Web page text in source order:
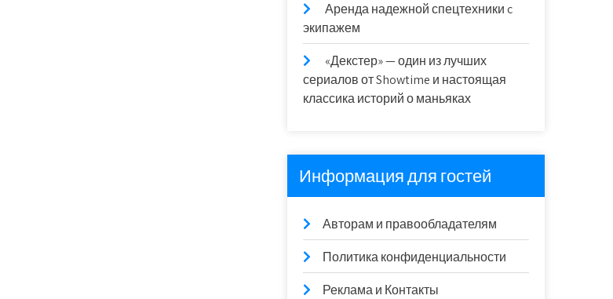
Аренда надежной спецтехники c
экипажем
«Декстер» — один из лучших
сериалов от Showtime и настоящая
классика историй о маньяках
Информация для гостей
Авторам и правообладателям
Политика конфиденциальности
Реклама и Контакты